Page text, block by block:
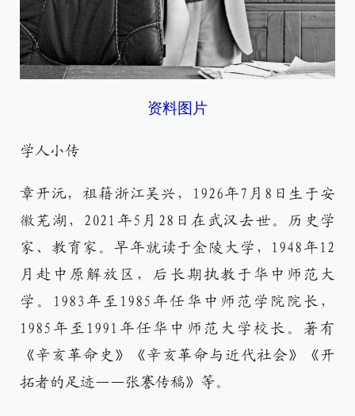
资料图片
学人小传
章开沅，祖籍浙江吴兴，1926年7月8日生于安
徽芜湖，2021年5月28日在武汉去世。历史学
家、教育家。早年就读于金陵大学，1948年12
月赴中原解放区，后长期执教于华中师范大
学。1983年至1985年任华中师范学院院长，
1985年至1991年任华中师范大学校长。著有
《辛亥革命史》《辛亥革命与近代社会》《开
拓者的足迹——张謇传稿》等。